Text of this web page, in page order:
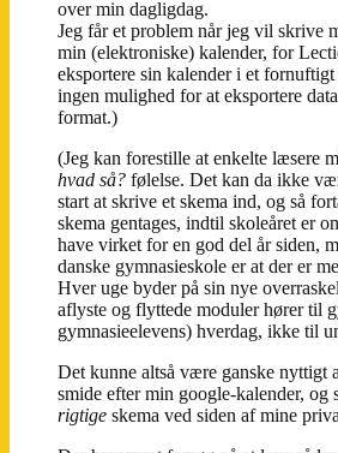
over min dagligdag.
Jeg får et problem når jeg vil skrive
min (elektroniske) kalender, for
eksportere sin kalender i et
ingen mulighed for at eksportere
format.)
(Jeg kan forestille at enkelte læsere
hvad så? følelse. Det kan da ikke
start at skrive et skema ind, og så
skema gentages, indtil skoleåret er
have virket for en god del år siden,
danske gymnasieskole er at der er
Hver uge byder på sin nye
aflyste og flyttede moduler hører til
gymnasieelevens) hverdag, ikke til
Det kunne altså være ganske nyttigt
smide efter min google-kalender, og
rigtige skema ved siden af mine